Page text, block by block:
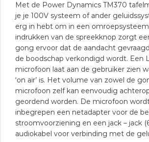
Met de Power Dynamics TM370
je je 100V systeem of ander
erg in hebt om in een
indrukken van de spreekknop zorgt
gong ervoor dat de aandacht
de boodschap verkondigd wordt. Een
microfoon laat aan de gebruiker zien
‘on air’ is. Het volume van zowel de
microfoon zelf kan eenvoudig
geordend worden. De microfoon
inbegrepen een netadapter voor de
stroomvoorziening en een jack – jack
audiokabel voor verbinding met de